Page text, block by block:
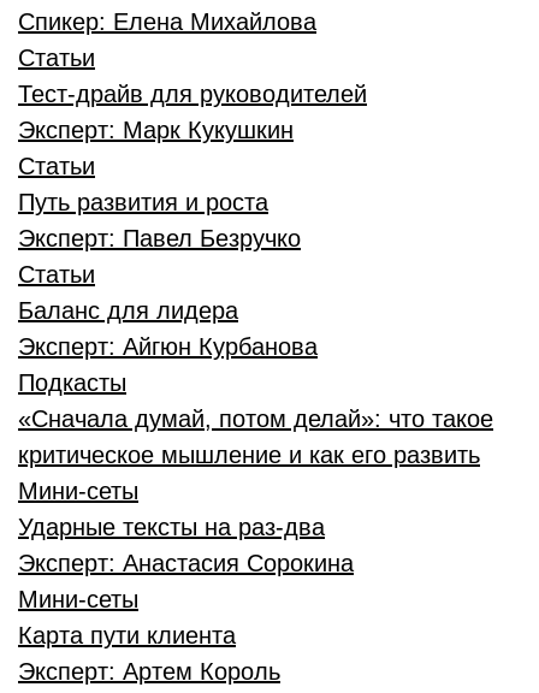
Спикер: Елена Михайлова
Статьи
Тест-драйв для руководителей
Эксперт: Марк Кукушкин
Статьи
Путь развития и роста
Эксперт: Павел Безручко
Статьи
Баланс для лидера
Эксперт: Айгюн Курбанова
Подкасты
«Сначала думай, потом делай»: что такое
критическое мышление и как его развить
Мини-сеты
Ударные тексты на раз-два
Эксперт: Анастасия Сорокина
Мини-сеты
Карта пути клиента
Эксперт: Артем Король